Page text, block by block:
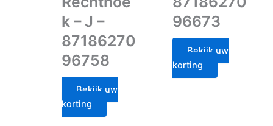
k – J –
87186270
96758
Bekijk uw
korting
96673
Bekijk uw
korting